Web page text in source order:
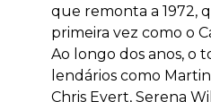
que remonta a 1972,
primeira vez como o
Ao longo dos anos, o
lendários como
Chris Evert, Serena